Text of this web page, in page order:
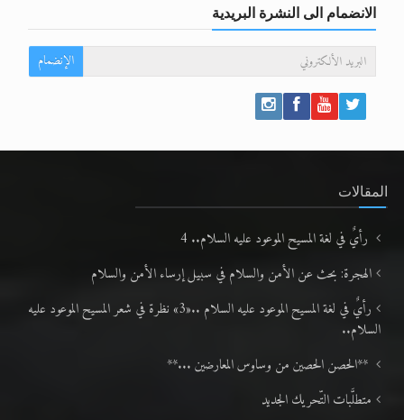
الانضمام الى النشرة البريدية
الإنضمام
المقالات
رأيٌ في لغة المسيح الموعود عليه السلام.. 4
الهجرة: بحث عن الأمن والسلام في سبيل إرساء الأمن والسلام
رأيٌ في لغة المسيح الموعود عليه السلام ..«3» نظرة في شعر المسيح الموعود عليه
السلام..
**الحصن الحصين من وساوس المعارضين ...**
متطلَّبات التّحريك الجديد